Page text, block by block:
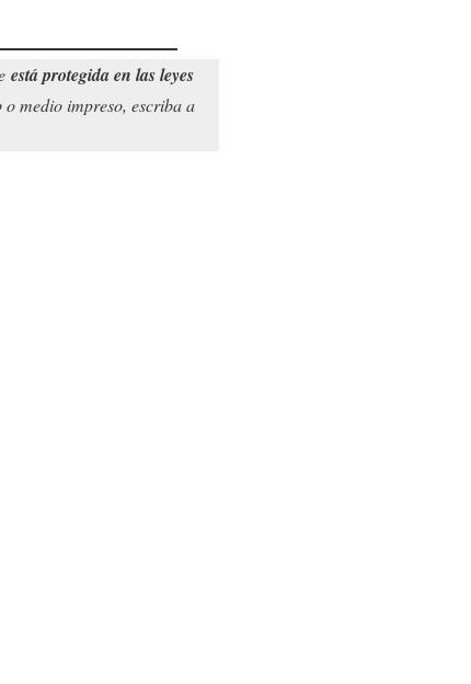
está protegida en las leyes
o medio impreso, escriba a